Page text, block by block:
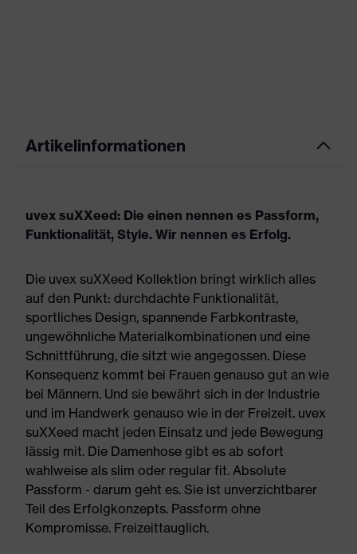
Artikelinformationen
uvex suXXeed: Die einen nennen es Passform,
Funktionalität, Style. Wir nennen es Erfolg.
Die uvex suXXeed Kollektion bringt wirklich alles
auf den Punkt: durchdachte Funktionalität,
sportliches Design, spannende Farbkontraste,
ungewöhnliche Materialkombinationen und eine
Schnittführung, die sitzt wie angegossen. Diese
Konsequenz kommt bei Frauen genauso gut an wie
bei Männern. Und sie bewährt sich in der Industrie
und im Handwerk genauso wie in der Freizeit. uvex
suXXeed macht jeden Einsatz und jede Bewegung
lässig mit. Die Damenhose gibt es ab sofort
wahlweise als slim oder regular fit. Absolute
Passform - darum geht es. Sie ist unverzichtbarer
Teil des Erfolgkonzepts. Passform ohne
Kompromisse. Freizeittauglich.